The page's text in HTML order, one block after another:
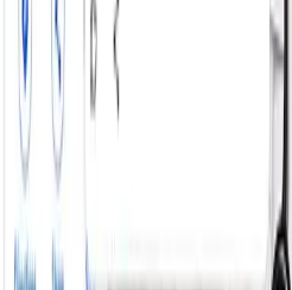
sau orice altă întrebare legată
rapid în timpul programului.